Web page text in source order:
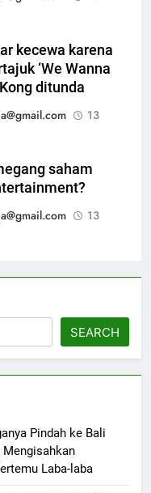
kecewa karena
‘We Wanna
ditunda
13
saham
13
SEARCH
Pindah ke Bali
Laba-laba